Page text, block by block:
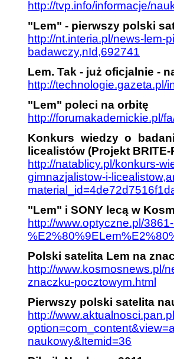
http://tvp.info/informacje/
"Lem" - pierwszy polski
http://nt.interia.pl/news-lem-
badawczy,nId,692741
Lem. Tak - już oficjalnie -
http://technologie.gazeta.pl/
"Lem" poleci na orbitę
http://forumakademickie.pl/
Konkurs wiedzy o
licealistów (Projekt BRITE-
http://natablicy.pl/konkurs-
gimnazjalistow-i-
"Lem" i SONY lecą w
http://www.optyczne.pl/
Polski satelita Lem na
http://www.kosmosnews.pl/
znaczku-pocztowym.html
Pierwszy polski satelita
http://
naukowy&Itemid=36